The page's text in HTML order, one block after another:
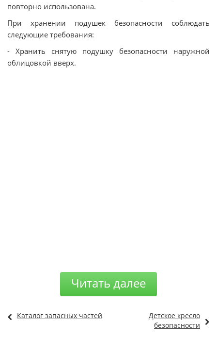
повторно использована.
При хранении подушек безопасности соблюдать
следующие требования:
- Хранить снятую подушку безопасности наружной
облицовкой вверх.
Читать далее
Каталог запасных частей
Детское кресло
безопасности